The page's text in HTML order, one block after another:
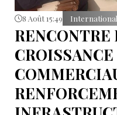
8 Août 15:49 International